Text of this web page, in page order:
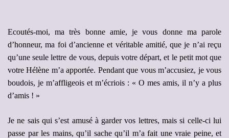
Ecoutés-moi, ma très bonne amie, je vous donne ma parole
d’honneur, ma foi d’ancienne et véritable amitié, que je n’ai reçu
qu’une seule lettre de vous, depuis votre départ, et le petit mot que
votre Hélène m’a apportée. Pendant que vous m’accusiez, je vous
boudois, je m’affligeois et m’écriois : « O mes amis, il n’y a plus
d’amis ! »
Je ne sais qui s’est amusé à garder vos lettres, mais si celle-ci lui
passe par les mains, qu’il sache qu’il m’a fait une vraie peine, et